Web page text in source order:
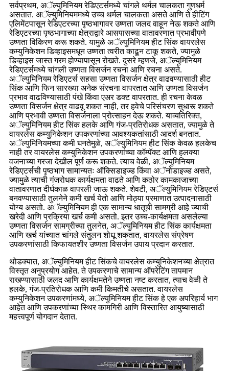
सर्वप्रथम, अॅल्युमिनियम रेडिएटर्समध्ये चांगले थर्मल चालकता गुणधर्म
असतात. अॅल्युमिनियममध्ये उच्च थर्मल चालकता असते आणि ते हीटिंग
एलिमेंटपासून रेडिएटरच्या पृष्ठभागावर उष्णता जलद वाहून नेऊ शकते आणि
रेडिएटरच्या पृष्ठभागाच्या क्षेत्राद्वारे आसपासच्या वातावरणात प्रभावीपणे
उष्णता विकिरण करू शकते. यामुळे अॅल्युमिनियम हीट सिंक वायरलेस
कम्युनिकेशन डिव्हाइसमधून उष्णता त्वरीत काढून टाकू शकते, ज्यामुळे
डिव्हाइस जास्त गरम होण्यापासून रोखते. दुसरे म्हणजे, अॅल्युमिनियम
रेडिएटर्समध्ये चांगली उष्णता विसर्जन रचना आणि रचना असते.
अॅल्युमिनियम रेडिएटर्स सहसा उष्णता विसर्जन क्षेत्र वाढवण्यासाठी हीट
सिंक आणि फिन सारख्या अनेक संरचना वापरतात आणि उष्णता विसर्जन
प्रभाव वाढविण्यासाठी पंखे किंवा एअर डक्ट वापरतात. ही रचना केवळ
उष्णता विसर्जन क्षेत्र वाढवू शकत नाही, तर हवेचे परिसंचरण सुधारू शकते
आणि प्रभावी उष्णता विसर्जनाला प्रोत्साहन देऊ शकते. याव्यतिरिक्त,
अॅल्युमिनियम हीट सिंक हलके आणि गंज-प्रतिरोधक असतात, ज्यामुळे ते
वायरलेस कम्युनिकेशन उपकरणांच्या आवश्यकतांसाठी आदर्श बनतात.
अॅल्युमिनियमच्या कमी घनतेमुळे, अॅल्युमिनियम हीट सिंक केवळ हलकेच
नाही तर वायरलेस कम्युनिकेशन उपकरणांच्या कॉम्पॅक्ट आणि हलक्या
वजनाच्या गरजा देखील पूर्ण करू शकते. त्याच वेळी, अॅल्युमिनियम
रेडिएटर्सची पृष्ठभाग सामान्यतः ऑक्सिडाइज्ड किंवा अॅनोडाइज्ड असते,
ज्यामुळे त्याची गंजरोधक कार्यक्षमता वाढते आणि कठोर कामकाजाच्या
वातावरणात दीर्घकाळ वापरली जाऊ शकते. शेवटी, अॅल्युमिनियम रेडिएटर्स
बनवण्यासाठी तुलनेने कमी खर्च येतो आणि मोठ्या प्रमाणात उत्पादनासाठी
योग्य असतो. अॅल्युमिनियम ही एक सामान्य धातूची सामग्री आहे ज्याची
खरेदी आणि प्रक्रिया खर्च कमी असतो. इतर उच्च-कार्यक्षमता असलेल्या
उष्णता विसर्जन सामग्रीच्या तुलनेत, अॅल्युमिनियम हीट सिंक कार्यक्षमता
आणि खर्च यांच्यात चांगले संतुलन शोधू शकतात, वायरलेस संप्रेषण
उपकरणांसाठी किफायतशीर उष्णता विसर्जन उपाय प्रदान करतात.
थोडक्यात, अॅल्युमिनियम हीट सिंकचे वायरलेस कम्युनिकेशनच्या क्षेत्रात
विस्तृत अनुप्रयोग आहेत. ते उपकरणाचे सामान्य ऑपरेटिंग तापमान
राखण्यासाठी जलद आणि कार्यक्षमतेने उष्णता नष्ट करतात, त्याच वेळी ते
हलके, गंज-प्रतिरोधक आणि कमी किमतीचे असतात. वायरलेस
कम्युनिकेशन उपकरणांमध्ये, अॅल्युमिनियम हीट सिंक हे एक अपरिहार्य भाग
आहेत आणि उपकरणांच्या स्थिर कामगिरी आणि विस्तारित आयुष्यासाठी
महत्त्वपूर्ण योगदान देतात.